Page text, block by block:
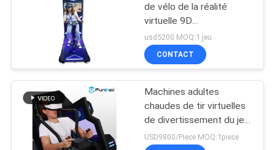
QUALITÉ
CONTACTER
NOUVELLES
Simulateur de tir de
Vr
de vélo de la réalité
virtuelle 9D
d'intérieur/vélo
d'exercice
usd5200 MOQ:1 jeu
CONTACT
Machines adultes
chaudes de tir virtuelles
de divertissement du jeu
VR Mecha du jeu 360
USD9800/Piece MOQ:1piece